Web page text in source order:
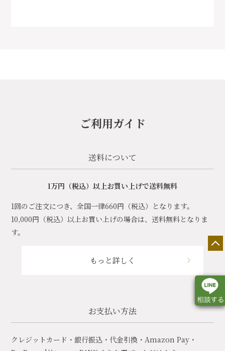
ご利用ガイド
送料について
1万円（税込）以上お買い上げで送料無料
1回のご注文につき、全国一律660円（税込）となります。
10,000円（税込）以上お買い上げの場合は、送料無料となりま
す。
もっと詳しく
お支払い方法
クレジットカード・銀行振込・代金引換・Amazon Pay・